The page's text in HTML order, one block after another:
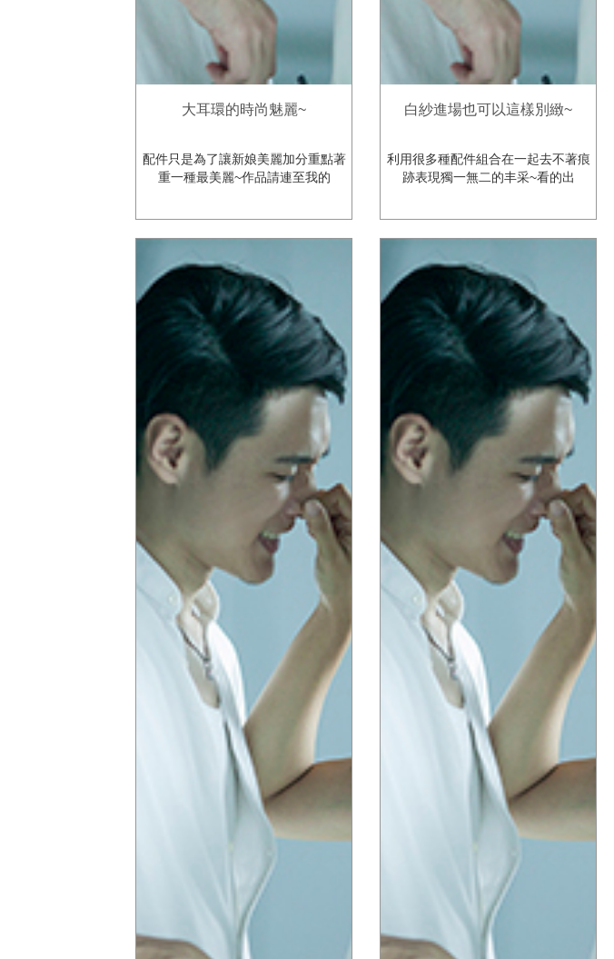
大耳環的時尚魅麗~
配件只是為了讓新娘美麗加分重點著
重一種最美麗~作品請連至我的
白紗進場也可以這樣別緻~
利用很多種配件組合在一起去不著痕
跡表現獨一無二的丰采~看的出